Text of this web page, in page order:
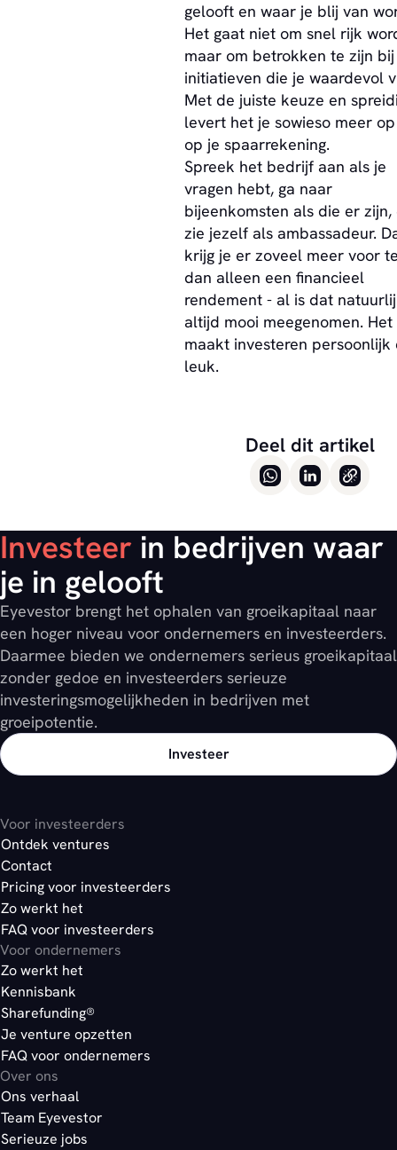
gelooft en waar je blij van
Het gaat niet om snel rijk
maar om betrokken te zijn bij
initiatieven die je waardevol
Met de juiste keuze en
levert het je sowieso meer
op je spaarrekening.
Spreek het bedrijf aan als je
vragen hebt, ga naar
bijeenkomsten als die er zijn,
zie jezelf als ambassadeur.
krijg je er zoveel meer voor
dan alleen een financieel
rendement - al is dat
altijd mooi meegenomen. Het
maakt investeren persoonlijk
leuk.
Deel dit artikel
Investeer in bedrijven waar
je in gelooft
Eyevestor brengt het ophalen van groeikapitaal naar
een hoger niveau voor ondernemers en investeerders.
Daarmee bieden we ondernemers serieus groeikapitaal
zonder gedoe en investeerders serieuze
investeringsmogelijkheden in bedrijven met
groeipotentie.
Investeer
Voor investeerders
Ontdek ventures
Contact
Pricing voor investeerders
Zo werkt het
FAQ voor investeerders
Voor ondernemers
Zo werkt het
Kennisbank
Sharefunding®
Je venture opzetten
FAQ voor ondernemers
Over ons
Ons verhaal
Team Eyevestor
Serieuze jobs